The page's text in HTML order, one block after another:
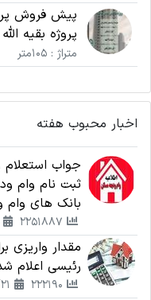
پروژه بقیه الله 5 تعاونی نامی اریکه پارسیان
متراژ : 105متر
اخبار محبوب هفته
جواب
بانک های
رئیسی اعلام